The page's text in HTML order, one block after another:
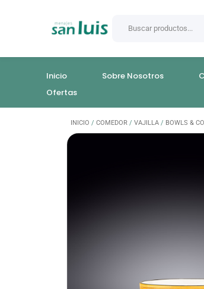
Inicio Sobre Nosotros
Ofertas
INICIO / COMEDOR / VAJILLA / BOWLS &